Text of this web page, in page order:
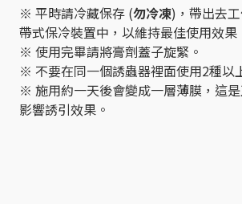
※ 平時請冷藏保存 (勿冷凍)，帶出去
帶式保冷裝置中，以維持最佳使用效果
※ 使用完畢請將膏劑蓋子旋緊。
※ 不要在同一個誘蟲器裡面使用2種以
※ 施用約一天後會變成一層薄膜，這
影響誘引效果。